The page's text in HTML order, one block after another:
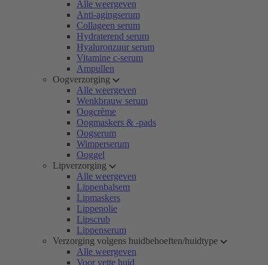
Alle weergeven
Anti-agingserum
Collageen serum
Hydraterend serum
Hyaluronzuur serum
Vitamine c-serum
Ampullen
Oogverzorging
Alle weergeven
Wenkbrauw serum
Oogcrème
Oogmaskers & -pads
Oogserum
Wimperserum
Ooggel
Lipverzorging
Alle weergeven
Lippenbalsem
Lipmaskers
Lippenolie
Lipscrub
Lippenserum
Verzorging volgens huidbehoeften/huidtype
Alle weergeven
Voor vette huid